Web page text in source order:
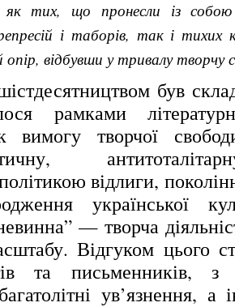
як тих, що пронесли із
і таборів, так і тихих
опір, відбувши у тривалу
був
рамками
вимогу творчої
відлиги,
української
— творча
Відгуком цього
та письменників, з
ув’язнення, а